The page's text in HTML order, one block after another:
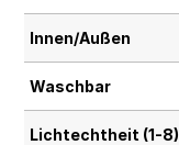
Innen/Außen
Waschbar
Lichtechtheit (1-8)